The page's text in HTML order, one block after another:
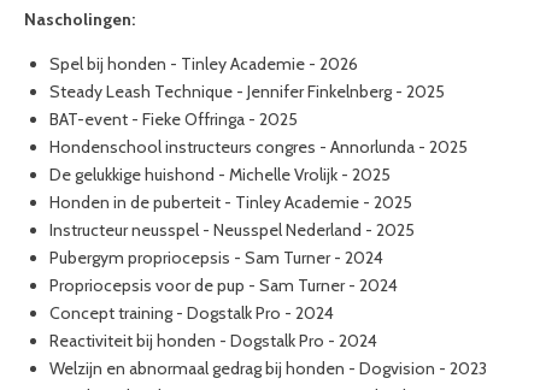
Nascholingen:
Spel bij honden - Tinley Academie - 2026
Steady Leash Technique - Jennifer Finkelnberg - 2025
BAT-event - Fieke Offringa - 2025
Hondenschool instructeurs congres - Annorlunda - 2025
De gelukkige huishond - Michelle Vrolijk - 2025
Honden in de puberteit - Tinley Academie - 2025
Instructeur neusspel - Neusspel Nederland - 2025
Pubergym propriocepsis - Sam Turner - 2024
Propriocepsis voor de pup - Sam Turner - 2024
Concept training - Dogstalk Pro - 2024
Reactiviteit bij honden - Dogstalk Pro - 2024
Welzijn en abnormaal gedrag bij honden - Dogvision - 2023